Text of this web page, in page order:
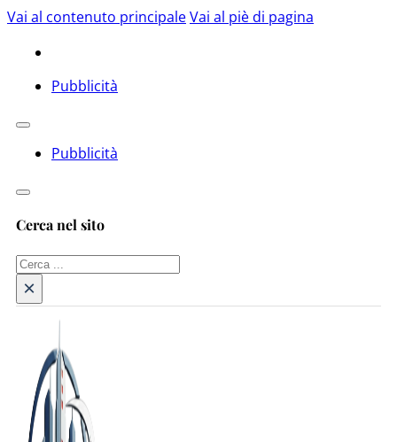
Vai al contenuto principaleVai al piè di pagina
Pubblicità
Pubblicità
Cerca nel sito
Cerca
×